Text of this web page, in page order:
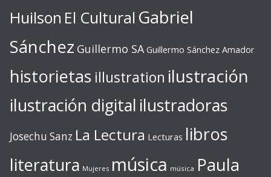
Huilson El Cultural Gabriel
Sánchez Guillermo SA Guillermo Sánchez Amador
historietas illustration ilustración
ilustración digital ilustradoras
Josechu Sanz La Lectura Lecturas libros
literatura Mujeres música música Paula